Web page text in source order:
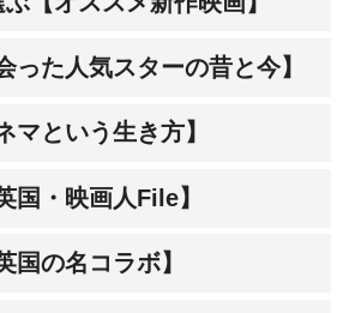
った人気スターの昔と今】
マという生き方】
国・映画人File】
国の名コラボ】